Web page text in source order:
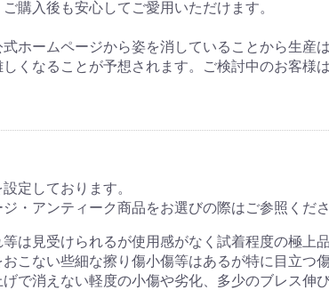
購入後も安心してご愛用いただけます。
ホームページから姿を消していることから生産
くなることが予想されます。ご検討中のお客様
定しております。
・アンティーク商品をお選びの際はご参照くださ
は見受けられるが使用感がなく試着程度の極上品
こない些細な擦り傷小傷等はあるが特に目立つ
で消えない軽度の小傷や劣化、多少のブレス伸